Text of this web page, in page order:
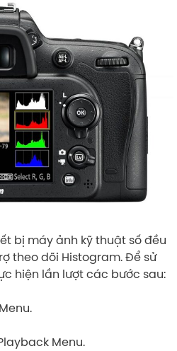
bị máy ảnh kỹ thuật số đều
theo dõi Histogram. Để sử
hiện lần lượt các bước sau:
Menu.